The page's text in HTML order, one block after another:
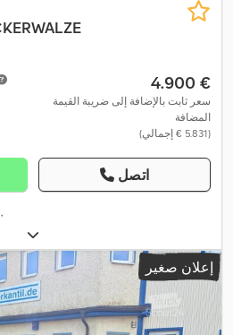
‏4.900 €
سعر ثابت بالإضافة إلى ضريبة القيمة
المضافة
(‏5.831 € إجمالي)
اتصل
,
إعلان صغير